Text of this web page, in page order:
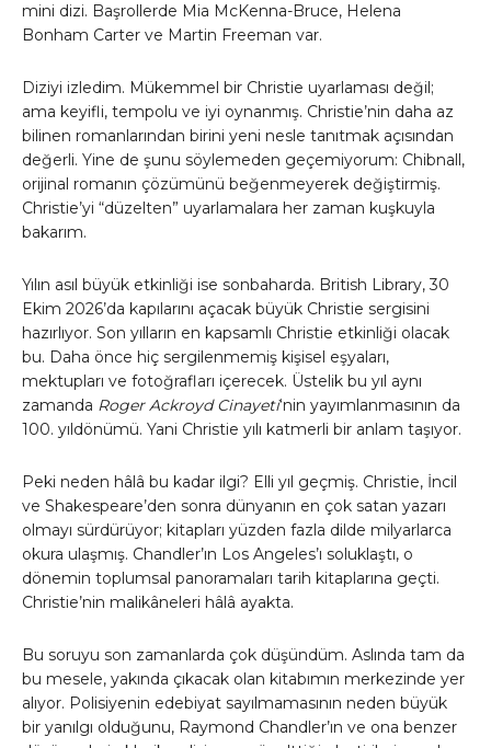
mini dizi. Başrollerde Mia McKenna-Bruce, Helena
Bonham Carter ve Martin Freeman var.
Diziyi izledim. Mükemmel bir Christie uyarlaması değil;
ama keyifli, tempolu ve iyi oynanmış. Christie’nin daha az
bilinen romanlarından birini yeni nesle tanıtmak açısından
değerli. Yine de şunu söylemeden geçemiyorum: Chibnall,
orijinal romanın çözümünü beğenmeyerek değiştirmiş.
Christie’yi “düzelten” uyarlamalara her zaman kuşkuyla
bakarım.
Yılın asıl büyük etkinliği ise sonbaharda. British Library, 30
Ekim 2026’da kapılarını açacak büyük Christie sergisini
hazırlıyor. Son yılların en kapsamlı Christie etkinliği olacak
bu. Daha önce hiç sergilenmemiş kişisel eşyaları,
mektupları ve fotoğrafları içerecek. Üstelik bu yıl aynı
zamanda Roger Ackroyd Cinayeti‘nin yayımlanmasının da
100. yıldönümü. Yani Christie yılı katmerli bir anlam taşıyor.
Peki neden hâlâ bu kadar ilgi? Elli yıl geçmiş. Christie, İncil
ve Shakespeare’den sonra dünyanın en çok satan yazarı
olmayı sürdürüyor; kitapları yüzden fazla dilde milyarlarca
okura ulaşmış. Chandler’ın Los Angeles’ı soluklaştı, o
dönemin toplumsal panoramaları tarih kitaplarına geçti.
Christie’nin malikâneleri hâlâ ayakta.
Bu soruyu son zamanlarda çok düşündüm. Aslında tam da
bu mesele, yakında çıkacak olan kitabımın merkezinde yer
alıyor. Polisiyenin edebiyat sayılmamasının neden büyük
bir yanılgı olduğunu, Raymond Chandler’ın ve ona benzer